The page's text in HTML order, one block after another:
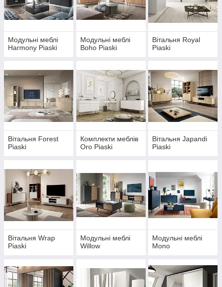
Модульні меблі
Harmony Piaski
Модульні меблі
Boho Piaski
Вітальня Royal
Piaski
Вітальня Forest
Piaski
Комплекти меблів
Oro Piaski
Вітальня Japandi
Piaski
Вітальня Wrap
Piaski
Модульні меблі
Willow
Модульні меблі
Mono